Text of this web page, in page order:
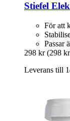
Stiefel
För att
Passar
298 kr (298
Leverans till